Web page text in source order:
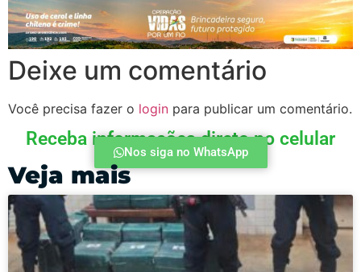
Deixe um comentário
Você precisa fazer o login para publicar um comentário.
Receba informações direto no celular
Nos siga no WhatsApp
Veja mais